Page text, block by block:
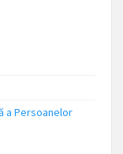
a Persoanelor